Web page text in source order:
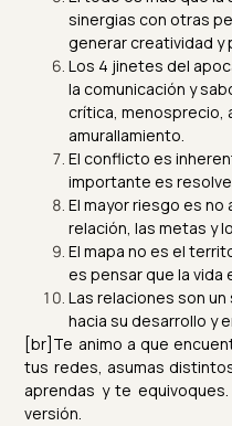
sinergias con otras
generar creatividad y
Los 4 jinetes del
la comunicación y
crítica, menosprecio,
amurallamiento.
El conflicto es
importante es
El mayor riesgo es no
relación, las metas y
El mapa no es el
es pensar que la vida
Las relaciones son
hacia su desarrollo y
[br]Te animo a que
tus redes, asumas
aprendas y te
versión.